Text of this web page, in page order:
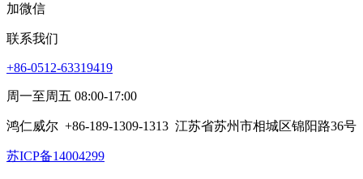
加微信
联系我们
+86-0512-63319419
周一至周五 08:00-17:00
鸿仁威尔 +86-189-1309-1313 江苏省苏州市相城区锦阳路36号
苏ICP备14004299